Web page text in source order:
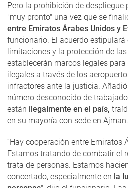
Pero la prohibición de despliegue
"muy pronto" una vez que se
entre Emiratos Árabes Unidos y
funcionario. El acuerdo
limitaciones y la protección de
establecerán marcos legales
ilegales a través de los
infractores ante la justicia.
número desconocido de
están ilegalmente en el país,
en su mayoría con sede en Ajman.
“Hay cooperación entre Emiratos
Estamos tratando de combatir el
trata de personas. Estamos
concertado, especialmente en la